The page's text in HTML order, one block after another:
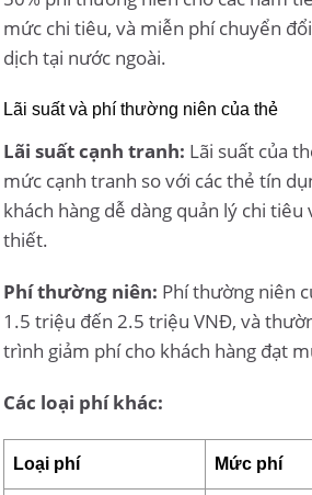
mức chi tiêu, và miễn phí chuyển
dịch tại nước ngoài.
Lãi suất và phí thường niên của thẻ
Lãi suất cạnh tranh: Lãi suất của
mức cạnh tranh so với các thẻ tín
khách hàng dễ dàng quản lý chi tiêu
thiết.
Phí thường niên: Phí thường niên
1.5 triệu đến 2.5 triệu VNĐ, và
trình giảm phí cho khách hàng đạt
Các loại phí khác:
Loại phí Mức phí